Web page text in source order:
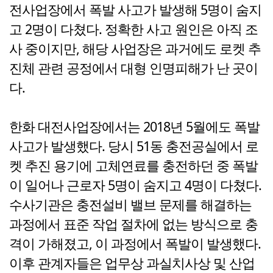
전사업장에서 폭발 사고가 발생해 5명이 숨지
고 2명이 다쳤다. 정확한 사고 원인은 아직 조
사 중이지만, 해당 사업장은 과거에도 로켓 추
진체 관련 공정에서 대형 인명피해가 난 곳이
다.
한화 대전사업장에서는 2018년 5월에도 폭발
사고가 발생했다. 당시 51동 충전공실에서 로
켓 추진 용기에 고체연료를 충전하던 중 폭발
이 일어나 근로자 5명이 숨지고 4명이 다쳤다.
수사기관은 충전설비 밸브 문제를 해결하는
과정에서 표준 작업 절차에 없는 방식으로 충
격이 가해졌고, 이 과정에서 폭발이 발생했다.
이후 관계자들은 업무상 과실치사상 및 산업